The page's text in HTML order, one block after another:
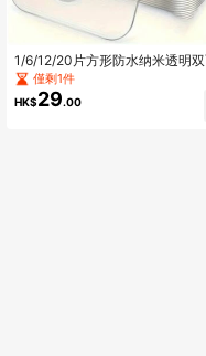
1/6/12/20片方形防水纳米透明双
力胶带，双面胶带，强力粘合剂
纸，多用途可拆卸壁挂DIY工艺品
庭办公室装饰，家居用品，圣诞
僅剩1件
HK$29.00